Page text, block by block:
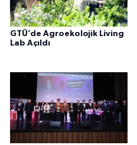
GTÜ’de Agroekolojik Living
Lab Açıldı